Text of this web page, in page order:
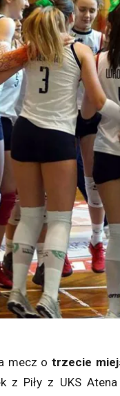
mecz o trzecie
z Piły z UKS